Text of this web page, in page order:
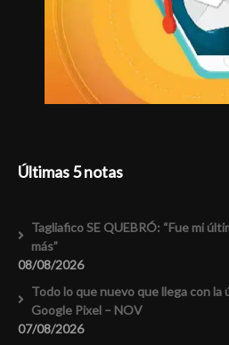
Últimas 5 notas
Tagliafico SE QUEBRÓ: “Fue mi
más”
08/08/2026
Todo lo que nuevo que llega con la
Google Pixel – NOV
07/08/2026